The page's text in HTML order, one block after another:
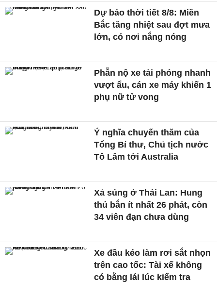
Dự báo thời tiết 8/8: Miền
Bắc tăng nhiệt sau đợt mưa
lớn, có nơi nắng nóng
Phẫn nộ xe tải phóng nhanh
vượt ẩu, cán xe máy khiến 1
phụ nữ tử vong
Ý nghĩa chuyến thăm của
Tổng Bí thư, Chủ tịch nước
Tô Lâm tới Australia
Xả súng ở Thái Lan: Hung
thủ bắn ít nhất 26 phát, còn
34 viên đạn chưa dùng
Xe đầu kéo làm rơi sắt nhọn
trên cao tốc: Tài xế không
có bằng lái lúc kiểm tra